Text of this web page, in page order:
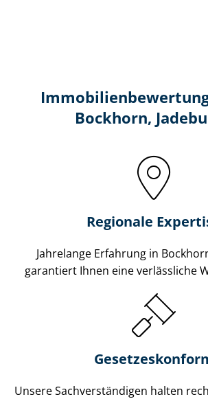
Bockhorn,
Regionale
Jahrelange Erfahrung in
garantiert Ihnen eine verlässliche
Unsere Sach­ver­stän­di­gen halten